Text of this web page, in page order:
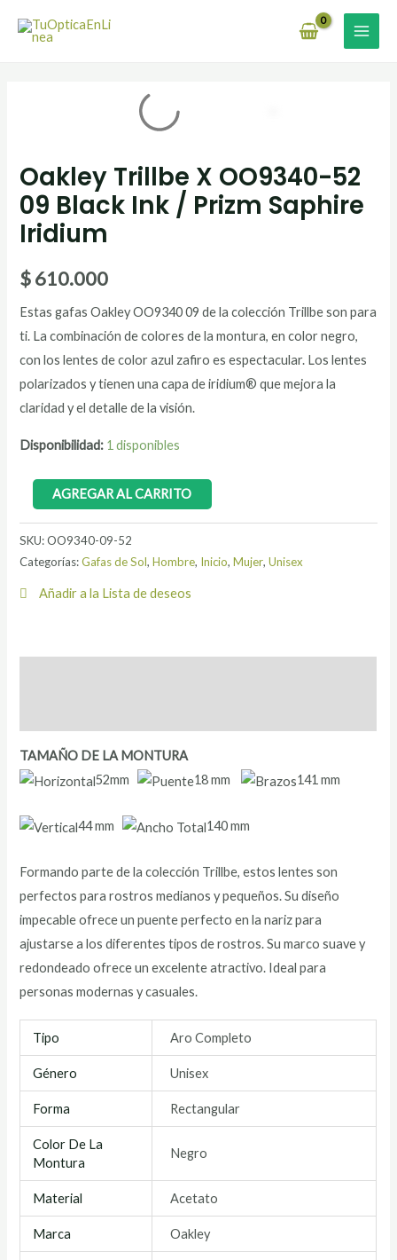
Oakley Trillbe X OO9340-52
09 Black Ink / Prizm Saphire
Iridium
$610.000
Estas gafas Oakley OO9340 09 de la colección Trillbe son para
ti. La combinación de colores de la montura, en color negro,
con los lentes de color azul zafiro es espectacular. Los lentes
polarizados y tienen una capa de iridium® que mejora la
claridad y el detalle de la visión.
Disponibilidad: 1 disponibles
OO9340-
52
Black
Ink
Prizm
Saphire
Iridium
cantidad
AGREGAR AL CARRITO
SKU:OO9340-09-52
Categorías:Gafas de Sol,Hombre, Inicio,Mujer,Unisex
Añadir a la Lista de deseos
TAMAÑO DE LA MONTURA
52mm
18 mm 141 mm
44 mm 140 mm
Formando parte de la colección Trillbe, estos lentes son
perfectos para rostros medianos y pequeños. Su diseño
impecable ofrece un puente perfecto en la nariz para
ajustarse a los diferentes tipos de rostros. Su marco suave y
redondeado ofrece un excelente atractivo. Ideal para
personas modernas y casuales.
Tipo Aro Completo
Género Unisex
Forma Rectangular
Color De La
Montura
Negro
Material Acetato
Marca Oakley